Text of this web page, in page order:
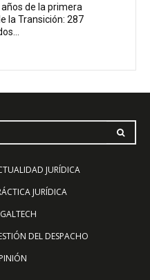
de la primera
la Transición: 287
JURÍDICA
JURÍDICA
DEL DESPACHO